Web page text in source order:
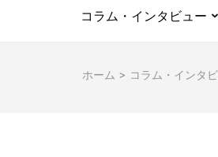
コラム・インタビュー
ホーム > コラム・インタ